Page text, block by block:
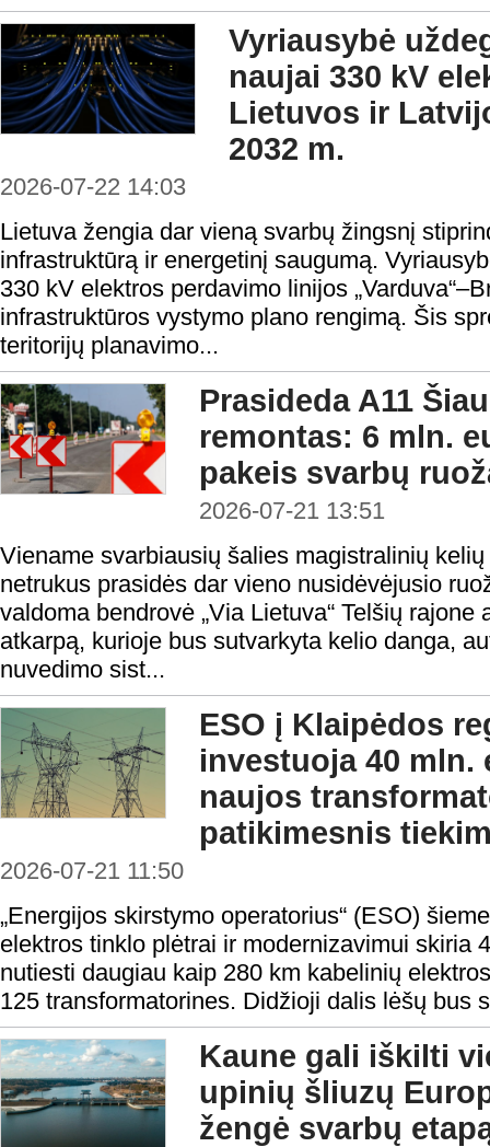
Vyriausybė
naujai 330 kV
Lietuvos ir
2032 m.
2026-07-22 14:03
Lietuva žengia dar vieną svarbų žingsnį
infrastruktūrą ir energetinį saugumą.
330 kV elektros perdavimo linijos
infrastruktūros vystymo plano rengimą. Šis
teritorijų planavimo...
Prasideda A11
remontas: 6 mln.
pakeis svarbų
2026-07-21 13:51
Viename svarbiausių šalies magistralinių
netrukus prasidės dar vieno nusidėvėjusio
valdoma bendrovė „Via Lietuva“ Telšių
atkarpą, kurioje bus sutvarkyta kelio danga,
nuvedimo sist...
ESO į Klaipėdos
investuoja 40 mln.
naujos
patikimesnis
2026-07-21 11:50
„Energijos skirstymo operatorius“ (ESO)
elektros tinklo plėtrai ir modernizavimui skiria
nutiesti daugiau kaip 280 km kabelinių
125 transformatorines. Didžioji dalis lėšų bus
Kaune gali iškilti
upinių šliuzų
žengė svarbų